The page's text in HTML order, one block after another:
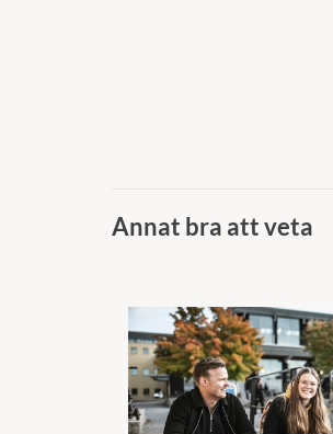
Annat bra att veta